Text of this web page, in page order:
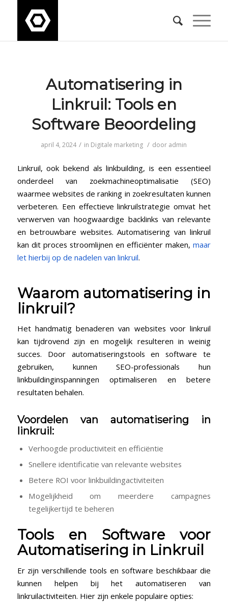
Automatisering in
⁢Linkruil: Tools en
Software Beoordeling
april 4, 2024 / in Digitale marketing / door admin
Linkruil, ook bekend als linkbuilding, is ‍een essentieel
onderdeel van zoekmachineoptimalisatie (SEO)
waarmee websites de ranking ‍in zoekresultaten ​kunnen
verbeteren. Een effectieve linkruilstrategie omvat het
verwerven ⁣van hoogwaardige ⁣backlinks van relevante
en‌ betrouwbare websites. Automatisering van linkruil
kan dit proces stroomlijnen en efficiënter maken,maar
let hierbij op de nadelen van linkruil.
Waarom automatisering in
linkruil?
Het⁢ handmatig benaderen van websites voor⁢ linkruil
kan tijdrovend ⁣zijn en mogelijk resulteren in weinig
succes. Door automatiseringstools en software te
gebruiken, kunnen SEO-professionals ‍hun
linkbuildinginspanningen optimaliseren en betere
resultaten behalen.
Voordelen van automatisering in
linkruil:
Verhoogde productiviteit en efficiëntie
Snellere identificatie van relevante websites
Betere ROI voor linkbuildingactiviteiten
Mogelijkheid om meerdere campagnes
tegelijkertijd te beheren
Tools en Software voor
Automatisering in Linkruil
Er zijn verschillende⁢ tools en software beschikbaar die
kunnen helpen bij het automatiseren van
linkruilactiviteiten.⁣ Hier zijn enkele populaire⁢ opties: